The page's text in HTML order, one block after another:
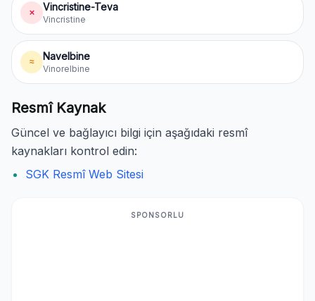
✗ Vincristine-Teva
Vincristine
≈ Navelbine
Vinorelbine
Resmî Kaynak
Güncel ve bağlayıcı bilgi için aşağıdaki resmî
kaynakları kontrol edin:
SGK Resmî Web Sitesi
SPONSORLU